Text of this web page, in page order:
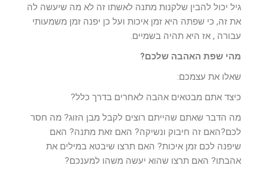
גיל יכול להבין שלקנות מתנה לאשתו זה לא מה שיעשה לה
את זה, כי שפתה היא זמן איכות ועל כן יפנה זמן משמעותי
עבורה , אז היא תהיה בשמיים.
מהי שפת האהבה שלכם?
שאלו את עצמכם:
כיצד אתם מבטאים אהבה לאחרים בדרך כלל?
מה הדבר שאתם שהייתם רוצים לקבל מבן הזוג? מה חסר
לכם?האם זה חיבוק ונשיקה? האם זאת מתנה? האם
שיפנה לכם זמן איכות? האם תרצו שיבטא במילים את
אהבתו? האם תרצו שהוא יעשה משהו למענכם?